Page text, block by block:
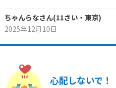
ちゃんらなさん(11さい・ 東京)
2025年12月10日
心配しないで！